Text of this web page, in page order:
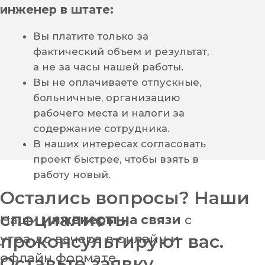
Согласуемпроект с любой
экспертизой или вернем
6
Остались вопросы? Наши
специалисты
проконсультируют вас.